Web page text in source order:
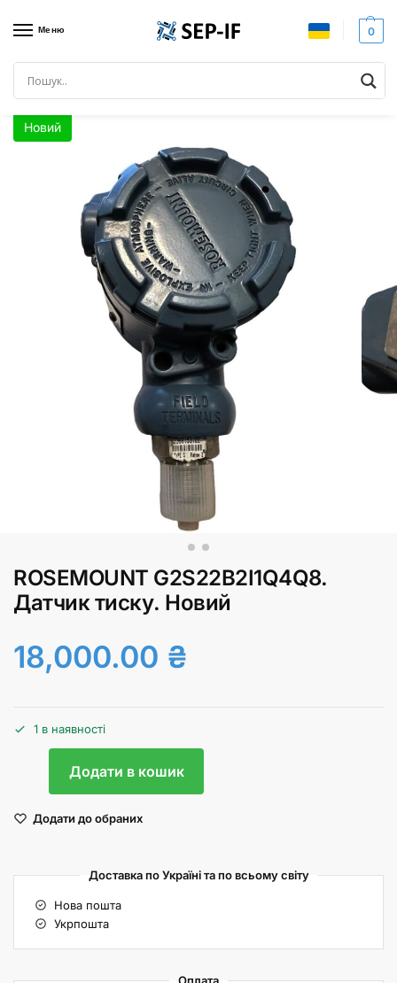
Меню 0
Головна ROSEMOUNT G2S22B2I1Q4Q8. Датчик тиску. Новий
Новий
ROSEMOUNT G2S22B2I1Q4Q8.
Датчик тиску. Новий
18,000.00 ₴
1 в наявності
Додати в кошик
Додати до обраних
Доставка по Україні та по всьому світу
Нова пошта
Укрпошта
Оплата